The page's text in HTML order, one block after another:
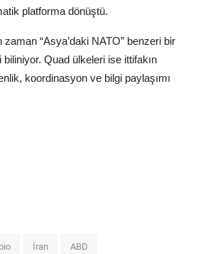
platforma dönüştü.
zaman “Asya’daki NATO” benzeri bir
Quad ülkeleri ise ittifakın
koordinasyon ve bilgi paylaşımı
İran ABD